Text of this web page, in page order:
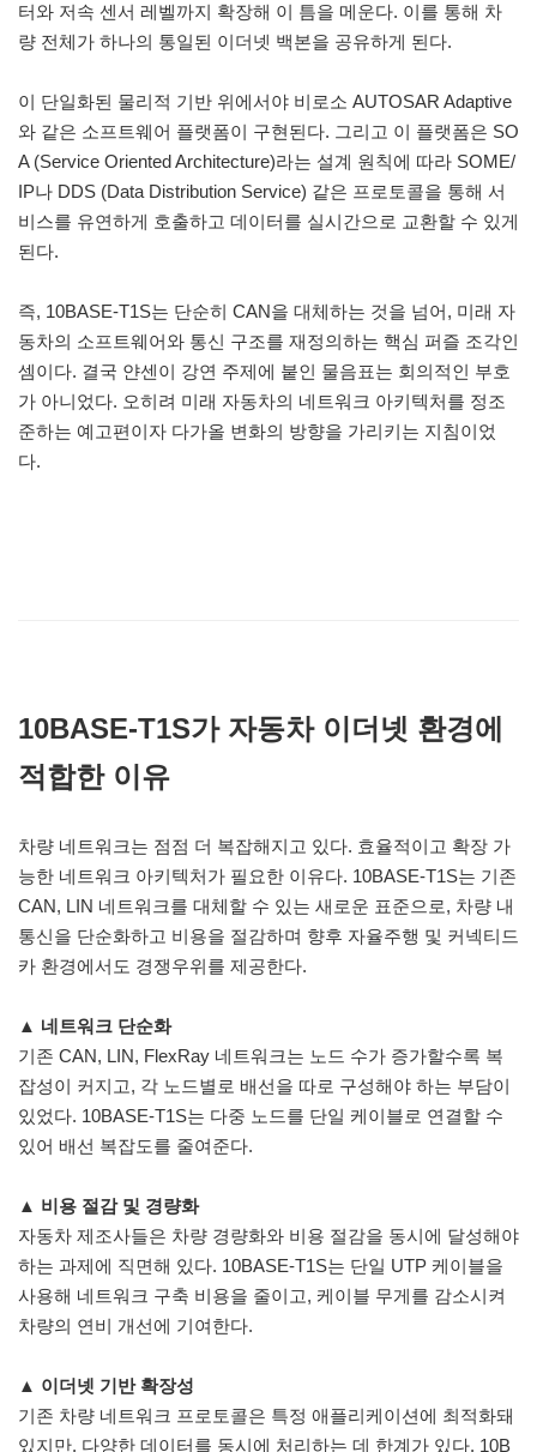
터와 저속 센서 레벨까지 확장해 이 틈을 메운다. 이를 통해 차
량 전체가 하나의 통일된 이더넷 백본을 공유하게 된다.
이 단일화된 물리적 기반 위에서야 비로소 AUTOSAR Adaptive
와 같은 소프트웨어 플랫폼이 구현된다. 그리고 이 플랫폼은 SO
A (Service Oriented Architecture)라는 설계 원칙에 따라 SOME/
IP나 DDS (Data Distribution Service) 같은 프로토콜을 통해 서
비스를 유연하게 호출하고 데이터를 실시간으로 교환할 수 있게
된다.
즉, 10BASE-T1S는 단순히 CAN을 대체하는 것을 넘어, 미래 자
동차의 소프트웨어와 통신 구조를 재정의하는 핵심 퍼즐 조각인
셈이다. 결국 얀센이 강연 주제에 붙인 물음표는 회의적인 부호
가 아니었다. 오히려 미래 자동차의 네트워크 아키텍처를 정조
준하는 예고편이자 다가올 변화의 방향을 가리키는 지침이었
다.
10BASE-T1S가 자동차 이더넷 환경에
적합한 이유
차량 네트워크는 점점 더 복잡해지고 있다. 효율적이고 확장 가
능한 네트워크 아키텍처가 필요한 이유다. 10BASE-T1S는 기존
CAN, LIN 네트워크를 대체할 수 있는 새로운 표준으로, 차량 내
통신을 단순화하고 비용을 절감하며 향후 자율주행 및 커넥티드
카 환경에서도 경쟁우위를 제공한다.
▲ 네트워크 단순화
기존 CAN, LIN, FlexRay 네트워크는 노드 수가 증가할수록 복
잡성이 커지고, 각 노드별로 배선을 따로 구성해야 하는 부담이
있었다. 10BASE-T1S는 다중 노드를 단일 케이블로 연결할 수
있어 배선 복잡도를 줄여준다.
▲ 비용 절감 및 경량화
자동차 제조사들은 차량 경량화와 비용 절감을 동시에 달성해야
하는 과제에 직면해 있다. 10BASE-T1S는 단일 UTP 케이블을
사용해 네트워크 구축 비용을 줄이고, 케이블 무게를 감소시켜
차량의 연비 개선에 기여한다.
▲ 이더넷 기반 확장성
기존 차량 네트워크 프로토콜은 특정 애플리케이션에 최적화돼
있지만, 다양한 데이터를 동시에 처리하는 데 한계가 있다. 10B